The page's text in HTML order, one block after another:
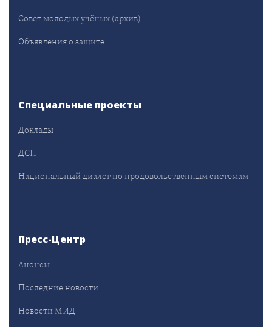
Совет молодых учёных (архив)
Объявления о защите
Специальные проекты
Доклады
ДСП
Национальный диалог по продовольственным системам
Пресс-Центр
Анонсы
Последние новости
Новости МИД